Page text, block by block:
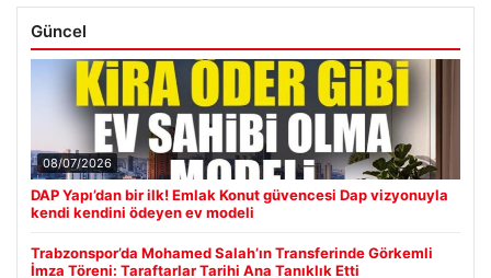
Güncel
08/07/2026
DAP Yapı’dan bir ilk! Emlak Konut güvencesi Dap vizyonuyla
kendi kendini ödeyen ev modeli
Trabzonspor’da Mohamed Salah’ın Transferinde Görkemli
İmza Töreni: Taraftarlar Tarihi Ana Tanıklık Etti